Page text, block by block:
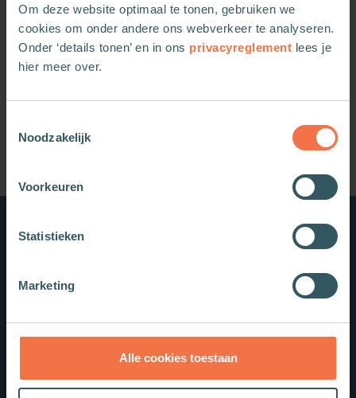
Om deze website optimaal te tonen, gebruiken we
cookies om onder andere ons webverkeer te analyseren.
Onder ‘details tonen’ en in ons privacyreglement lees je
hier meer over.
Noodzakelijk
Voorkeuren
Statistieken
Marketing
Alle cookies toestaan
De maagd die zwanger wordt
Arnold Huijgen Jezus
Geschiedenis
Woord en dienst